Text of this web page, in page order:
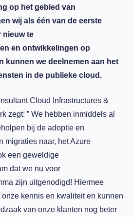
op het gebied van
wij als één van de eerste
nieuw te
en ontwikkelingen op
kunnen we deelnemen aan het
in de publieke cloud.
Cloud Infrastructures &
zegt: ” We hebben inmiddels al
bij de adoptie en
migraties naar, het Azure
een geweldige
dat we nu voor
zijn uitgenodigd! Hiermee
kennis en kwaliteit en kunnen
van onze klanten nog beter